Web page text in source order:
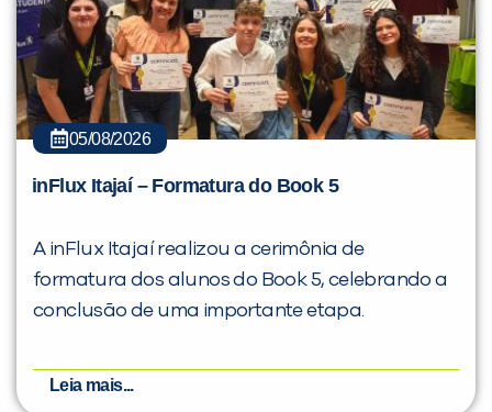
05/08/2026
inFlux Itajaí – Formatura do Book 5
A inFlux Itajaí realizou a cerimônia de
formatura dos alunos do Book 5, celebrando a
conclusão de uma importante etapa.
Leia mais...